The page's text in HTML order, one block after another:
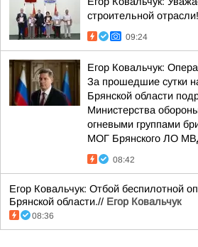
строительной отрасли!
09:24
Егор Ковальчук:
За прошедшие сутки
Брянской области
Министерства
огневыми группами
МОГ Брянского ЛО
08:42
Егор Ковальчук: Отбой беспилотной
Брянской области.// Егор Ковальчук
08:36